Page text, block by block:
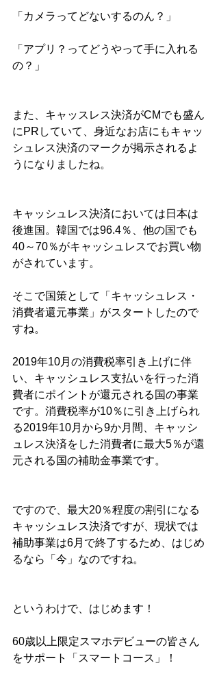
「カメラってどないするのん？」
「アプリ？ってどうやって手に入れる
の？」
また、キャッスレス決済がCMでも盛ん
にPRしていて、身近なお店にもキャッ
シュレス決済のマークが掲示されるよ
うになりましたね。
キャッシュレス決済においては日本は
後進国。韓国では96.4％、他の国でも
40～70％がキャッシュレスでお買い物
がされています。
そこで国策として「キャッシュレス・
消費者還元事業」がスタートしたので
すね。
2019年10月の消費税率引き上げに伴
い、キャッシュレス支払いを行った消
費者にポイントが還元される国の事業
です。消費税率が10％に引き上げられ
る2019年10月から9か月間、キャッシ
ュレス決済をした消費者に最大5％が還
元される国の補助金事業です。
ですので、最大20％程度の割引になる
キャッシュレス決済ですが、現状では
補助事業は6月で終了するため、はじめ
るなら「今」なのですね。
というわけで、はじめます！
60歳以上限定スマホデビューの皆さん
をサポート「スマートコース」！